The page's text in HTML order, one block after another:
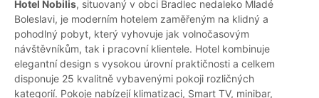
Hotel Nobilis, situovaný v obci Bradlec nedaleko Mladé
Boleslavi, je moderním hotelem zaměřeným na klidný a
pohodlný pobyt, který vyhovuje jak volnočasovým
návštěvníkům, tak i pracovní klientele. Hotel kombinuje
elegantní design s vysokou úrovní praktičnosti a celkem
disponuje 25 kvalitně vybavenými pokoji rozličných
kategorií. Pokoje nabízejí klimatizaci, Smart TV, minibar,